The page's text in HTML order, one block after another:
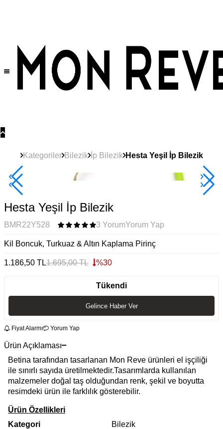
Kategoriler Bilezik İp Bilezik Hesta Yeşil İp Bilezik
2+ Ürüne +%10
Hesta Yeşil İp Bilezik
BMR22Y528 3 YorumYorum Yap
Kil Boncuk, Turkuaz & Altın Kaplama Pirinç
1.186,50 TL1.695,00TL %30
Tükendi
Gelince Haber Ver
Fiyat Alarmı Yorum Yap
Ürün Açıklaması
Betina tarafından tasarlanan Mon Reve ürünleri el işçiliği
ile sınırlı sayıda üretilmektedir.Tasarımlarda kullanılan
malzemeler doğal taş olduğundan renk, şekil ve boyutta
resimdeki ürün ile farklılık gösterebilir.
Ürün Özellikleri
Kategori
Bilezik